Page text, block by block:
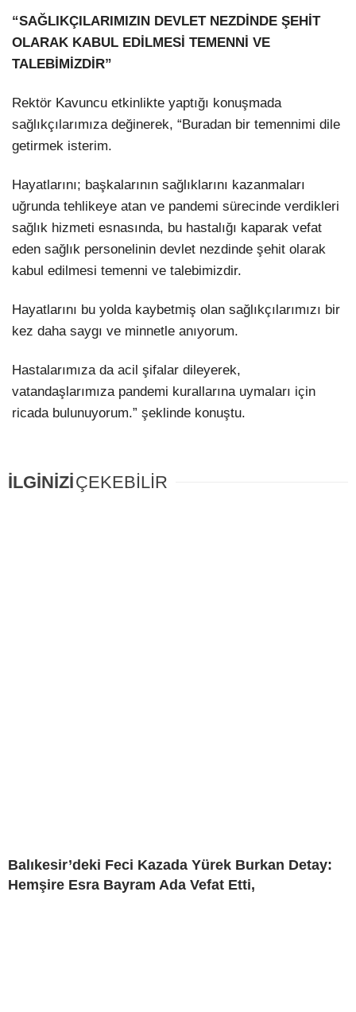
“SAĞLIKÇILARIMIZIN DEVLET NEZDİNDE ŞEHİT
OLARAK KABUL EDİLMESİ TEMENNİ VE
TALEBİMİZDİR”
Rektör Kavuncu etkinlikte yaptığı konuşmada
sağlıkçılarımıza değinerek, “Buradan bir temennimi dile
getirmek isterim.
Hayatlarını; başkalarının sağlıklarını kazanmaları
uğrunda tehlikeye atan ve pandemi sürecinde verdikleri
sağlık hizmeti esnasında, bu hastalığı kaparak vefat
eden sağlık personelinin devlet nezdinde şehit olarak
kabul edilmesi temenni ve talebimizdir.
Hayatlarını bu yolda kaybetmiş olan sağlıkçılarımızı bir
kez daha saygı ve minnetle anıyorum.
Hastalarımıza da acil şifalar dileyerek,
vatandaşlarımıza pandemi kurallarına uymaları için
ricada bulunuyorum.” şeklinde konuştu.
İLGİNİZİÇEKEBİLİR
Balıkesir’deki Feci Kazada Yürek Burkan Detay:
Hemşire Esra Bayram Ada Vefat Etti,